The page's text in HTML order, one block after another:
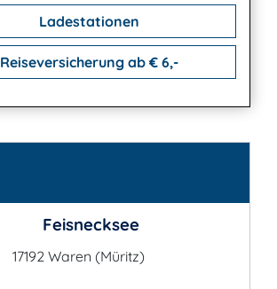
Ladestationen
Reiseversicherung ab € 6,-
Feisnecksee
17192 Waren (Müritz)